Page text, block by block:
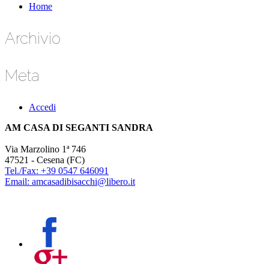
Home
Archivio
Meta
Accedi
AM CASA DI SEGANTI SANDRA
Via Marzolino 1ª 746
47521 - Cesena (FC)
Tel./Fax: +39 0547 646091
Email: amcasadibisacchi@libero.it